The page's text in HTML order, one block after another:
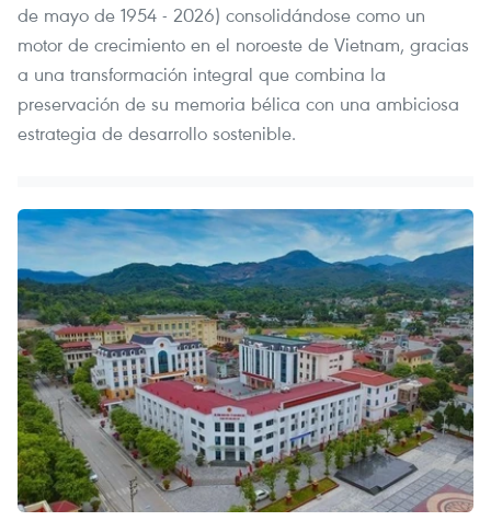
de mayo de 1954 - 2026) consolidándose como un
motor de crecimiento en el noroeste de Vietnam, gracias
a una transformación integral que combina la
preservación de su memoria bélica con una ambiciosa
estrategia de desarrollo sostenible.